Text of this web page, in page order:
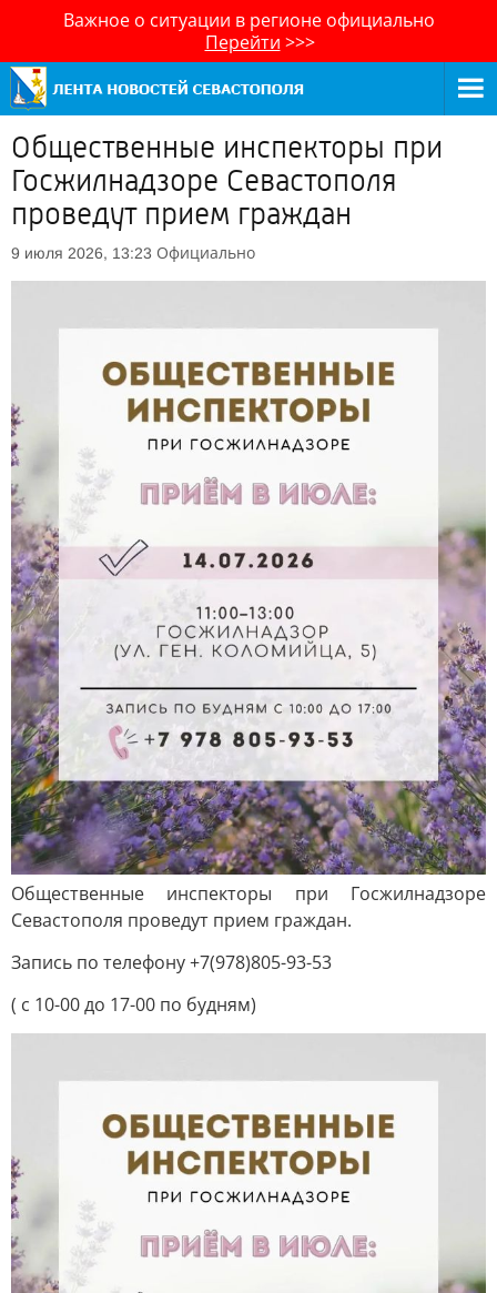
Важное о ситуации в регионе официально
Перейти >>>
Общественные инспекторы при
Госжилнадзоре Севастополя
проведут прием граждан
9 июля 2026, 13:23 Официально
Общественные инспекторы при Госжилнадзоре
Севастополя проведут прием граждан.
Запись по телефону +7(978)805-93-53
( с 10-00 до 17-00 по будням)